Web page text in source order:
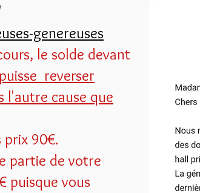
genereuses
le solde devant
reverser
l'autre cause que
prix 90€.
partie de votre
puisque vous